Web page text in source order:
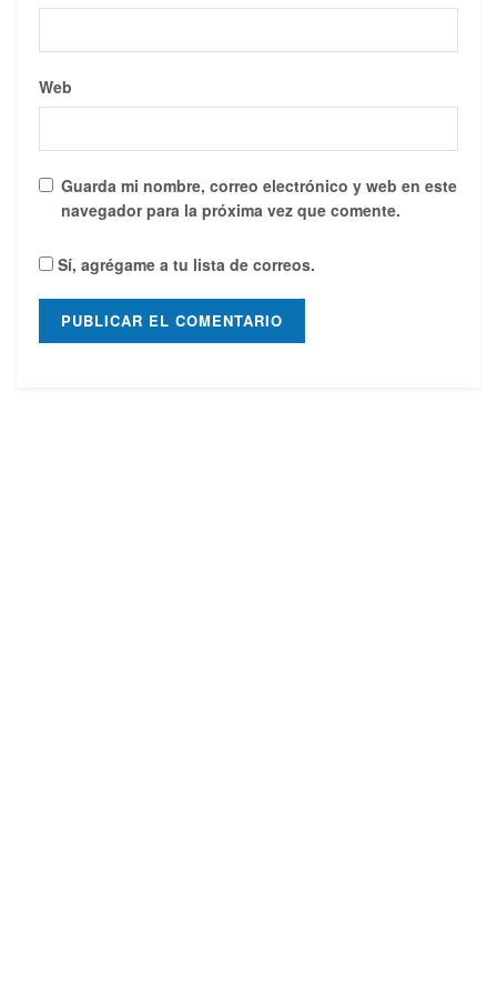
Web
Guarda mi nombre, correo electrónico y web en este
navegador para la próxima vez que comente.
Sí, agrégame a tu lista de correos.